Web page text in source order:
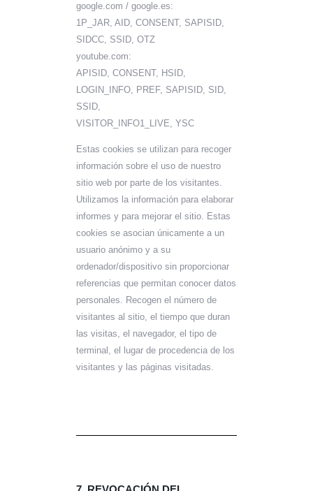
google.com / google.es:
1P_JAR, AID, CONSENT, SAPISID,
SIDCC, SSID, OTZ
youtube.com:
APISID, CONSENT, HSID,
LOGIN_INFO, PREF, SAPISID, SID,
SSID,
VISITOR_INFO1_LIVE, YSC
Estas cookies se utilizan para recoger
información sobre el uso de nuestro
sitio web por parte de los visitantes.
Utilizamos la información para elaborar
informes y para mejorar el sitio. Estas
cookies se asocian únicamente a un
usuario anónimo y a su
ordenador/dispositivo sin proporcionar
referencias que permitan conocer datos
personales. Recogen el número de
visitantes al sitio, el tiempo que duran
las visitas, el navegador, el tipo de
terminal, el lugar de procedencia de los
visitantes y las páginas visitadas.